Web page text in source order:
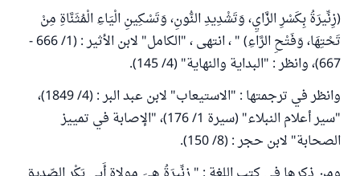
(زِنِّيرَةُ بِكَسْرِ الزَّايِ، وَتَشْدِيدِ النُّونِ، وَتَسْكِينِ الْيَاءِ الْمُثَنَّاةِ مِنْ
تَحْتِهَا، وَفَتْحِ الرَّاءِ) " ، انتهى ، "الكامل" لابن الأثير : (1/ 666 -
667)، وانظر : "البداية والنهاية" (4/ 145).
وانظر في ترجمتها : "الاستيعاب" لابن عبد البر : (4/ 1849)،
"سير أعلام النبلاء" (سيرة 1/ 176)، "الإصابة في تمييز
الصحابة" لابن حجر : (8/ 150).